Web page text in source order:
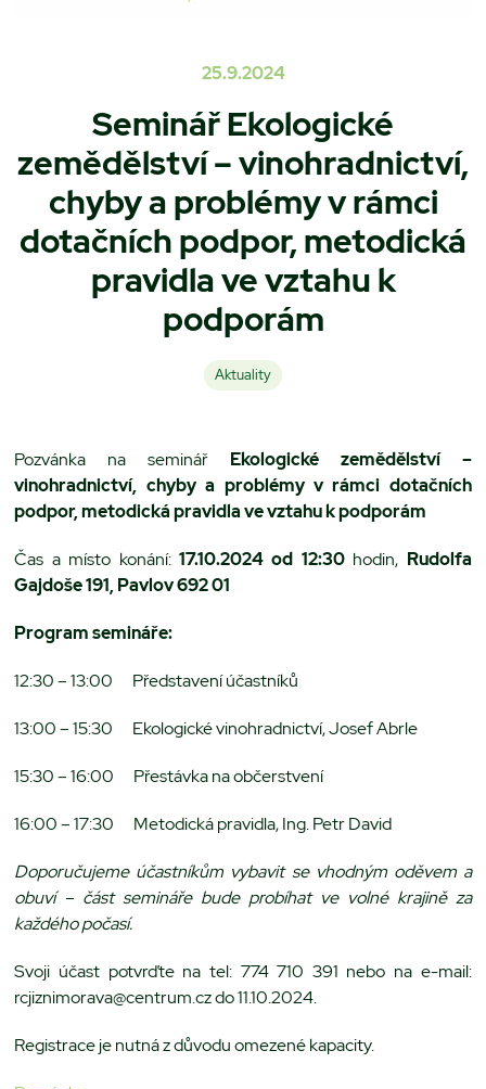
25.9.2024
Seminář Ekologické
zemědělství – vinohradnictví,
chyby a problémy v rámci
dotačních podpor, metodická
pravidla ve vztahu k
podporám
Aktuality
Pozvánka na seminář Ekologické zemědělství –
vinohradnictví, chyby a problémy v rámci dotačních
podpor,metodická pravidla ve vztahu k podporám
Čas a místo konání: 17.10.2024 od 12:30hodin, Rudolfa
Gajdoše 191, Pavlov 692 01
Program semináře:
12:30 – 13:00 Představení účastníků
13:00 – 15:30 Ekologické vinohradnictví, Josef Abrle
15:30 – 16:00 Přestávka na občerstvení
16:00 – 17:30 Metodická pravidla, Ing. Petr David
Doporučujeme účastníkům vybavit se vhodným oděvem a
obuví – část semináře bude probíhat ve volné krajině za
každého počasí.
Svoji účast potvrďte na tel: 774 710 391 nebo na e-mail:
rcjiznimorava@centrum.cz do 11.10.2024.
Registrace je nutná z důvodu omezené kapacity.